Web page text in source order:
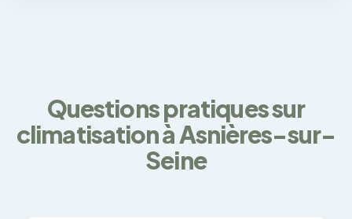
Questions pratiques sur
climatisation à Asnières-sur-
Seine